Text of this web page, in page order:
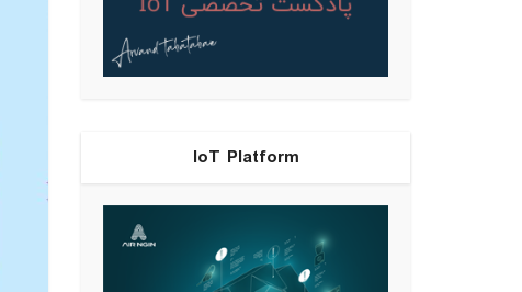
IoT Platform